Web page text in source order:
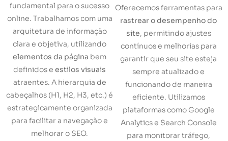
fundamental para o sucesso
online. Trabalhamos com uma
arquitetura de informação
clara e objetiva, utilizando
elementos da página bem
definidos e estilos visuais
atraentes. A hierarquia de
cabeçalhos (H1, H2, H3, etc.) é
estrategicamente organizada
para facilitar a navegação e
melhorar o SEO.
Oferecemos ferramentas para
rastrear o desempenho do
site, permitindo ajustes
contínuos e melhorias para
garantir que seu site esteja
sempre atualizado e
funcionando de maneira
eficiente. Utilizamos
plataformas como Google
Analytics e Search Console
para monitorar tráfego,